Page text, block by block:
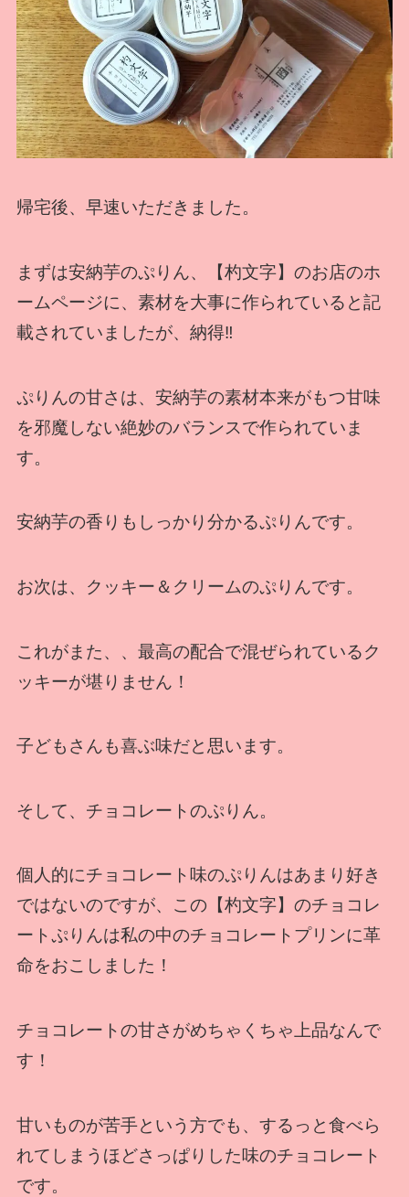
帰宅後、早速いただきました。
まずは安納芋のぷりん、【杓文字】のお店のホ
ームページに、素材を大事に作られていると記
載されていましたが、納得‼
ぷりんの甘さは、安納芋の素材本来がもつ甘味
を邪魔しない絶妙のバランスで作られていま
す。
安納芋の香りもしっかり分かるぷりんです。
お次は、クッキー＆クリームのぷりんです。
これがまた、、最高の配合で混ぜられているク
ッキーが堪りません！
子どもさんも喜ぶ味だと思います。
そして、チョコレートのぷりん。
個人的にチョコレート味のぷりんはあまり好き
ではないのですが、この【杓文字】のチョコレ
ートぷりんは私の中のチョコレートプリンに革
命をおこしました！
チョコレートの甘さがめちゃくちゃ上品なんで
す！
甘いものが苦手という方でも、するっと食べら
れてしまうほどさっぱりした味のチョコレート
です。